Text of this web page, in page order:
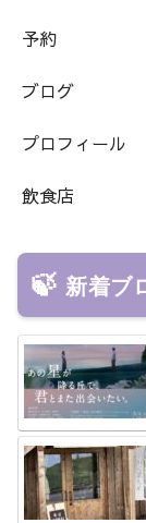
予約
ブログ
プロフィール
飲食店
新着ブ